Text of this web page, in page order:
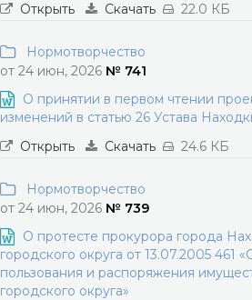
Открыть
Скачать 22.0 КБ
Нормотворчество
от 24 июн, 2026 № 741
О принятии в первом чтении
изменений в статью 26 Устава
Открыть
Скачать 24.6 КБ
Нормотворчество
от 24 июн, 2026 № 739
О протесте прокурора города
городского округа от 13.07.2005
пользования и распоряжения
городского округа»